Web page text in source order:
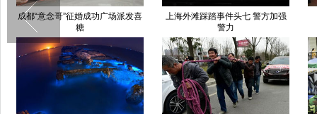
成都“意念哥”征婚成功广场派发喜
糖
上海外滩踩踏事件头七 警方加强
警力